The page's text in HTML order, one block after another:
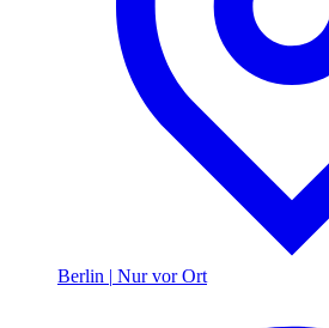
Berlin | Nur vor Ort